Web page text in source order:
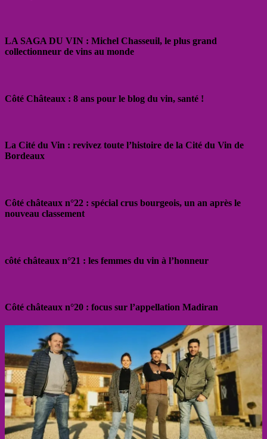
LA SAGA DU VIN : Michel Chasseuil, le plus grand
collectionneur de vins au monde
Côté Châteaux : 8 ans pour le blog du vin, santé !
La Cité du Vin : revivez toute l’histoire de la Cité du Vin de
Bordeaux
Côté châteaux n°22 : spécial crus bourgeois, un an après le
nouveau classement
côté châteaux n°21 : les femmes du vin à l’honneur
Côté châteaux n°20 : focus sur l’appellation Madiran